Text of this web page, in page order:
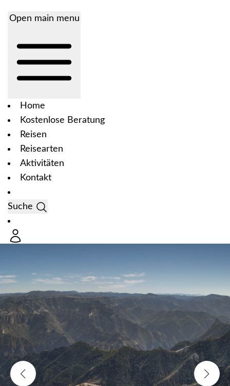
Open main menu
Home
Kostenlose Beratung
Reisen
Reisearten
Aktivitäten
Kontakt
Suche